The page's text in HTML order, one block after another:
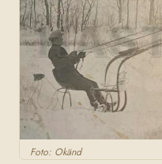
Foto: Okänd